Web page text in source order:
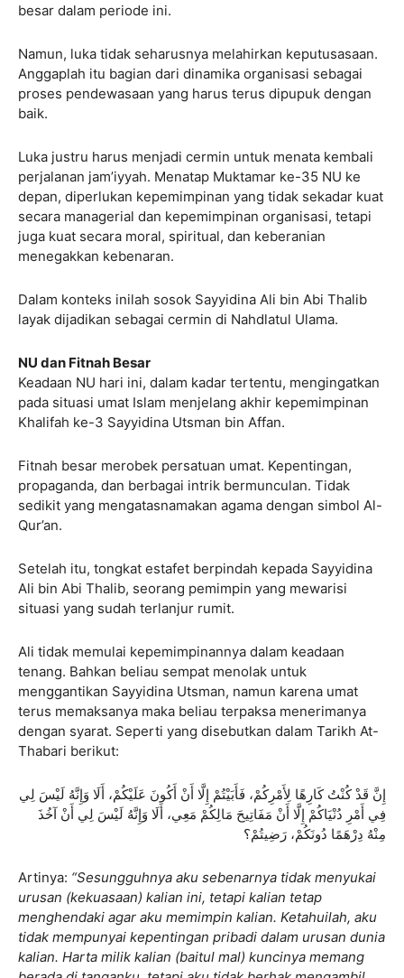
besar dalam periode ini.
Namun, luka tidak seharusnya melahirkan keputusasaan.
Anggaplah itu bagian dari dinamika organisasi sebagai
proses pendewasaan yang harus terus dipupuk dengan
baik.
Luka justru harus menjadi cermin untuk menata kembali
perjalanan jam’iyyah. Menatap Muktamar ke-35 NU ke
depan, diperlukan kepemimpinan yang tidak sekadar kuat
secara managerial dan kepemimpinan organisasi, tetapi
juga kuat secara moral, spiritual, dan keberanian
menegakkan kebenaran.
Dalam konteks inilah sosok Sayyidina Ali bin Abi Thalib
layak dijadikan sebagai cermin di Nahdlatul Ulama.
NU dan Fitnah Besar
Keadaan NU hari ini, dalam kadar tertentu, mengingatkan
pada situasi umat Islam menjelang akhir kepemimpinan
Khalifah ke-3 Sayyidina Utsman bin Affan.
Fitnah besar merobek persatuan umat. Kepentingan,
propaganda, dan berbagai intrik bermunculan. Tidak
sedikit yang mengatasnamakan agama dengan simbol Al-
Qur’an.
Setelah itu, tongkat estafet berpindah kepada Sayyidina
Ali bin Abi Thalib, seorang pemimpin yang mewarisi
situasi yang sudah terlanjur rumit.
Ali tidak memulai kepemimpinannya dalam keadaan
tenang. Bahkan beliau sempat menolak untuk
menggantikan Sayyidina Utsman, namun karena umat
terus memaksanya maka beliau terpaksa menerimanya
dengan syarat. Seperti yang disebutkan dalam Tarikh At-
Thabari berikut:
إِنَّ قَدْ كُنْتُ كَارِهًا لِأَمْرِكُمْ، فَأَبَيْتُمْ إِلَّا أَنْ أَكُونَ عَلَيْكُمْ، أَلَا وَإِنَّهُ لَيْسَ لِي
فِي أَمْرِ دُنْيَاكُمْ إِلَّا أَنْ مَفَاتِيحَ مَالِكُمْ مَعِي، أَلَا وَإِنَّهُ لَيْسَ لِي أَنْ آخُذَ
مِنْهُ دِرْهَمًا دُونَكُمْ، رَضِيتُمْ؟
Artinya: “Sesungguhnya aku sebenarnya tidak menyukai
urusan (kekuasaan) kalian ini, tetapi kalian tetap
menghendaki agar aku memimpin kalian. Ketahuilah, aku
tidak mempunyai kepentingan pribadi dalam urusan dunia
kalian. Harta milik kalian (baitul mal) kuncinya memang